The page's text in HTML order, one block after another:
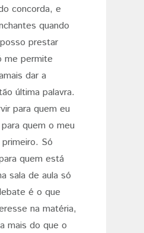
concorda, e
quando
prestar
me permite
dar a
última palavra.
para quem eu
quem o meu
Só
quem está
sala de aula só
é o que
na matéria,
mais do que o